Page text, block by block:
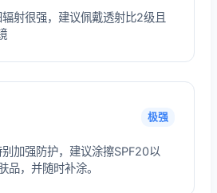
射很强，建议佩戴透射比2级且
极强
加强防护，建议涂擦SPF20以
品，并随时补涂。